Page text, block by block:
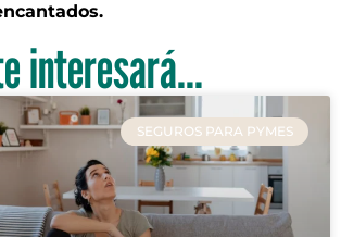
interesará...
SEGUROS PARA PYMES